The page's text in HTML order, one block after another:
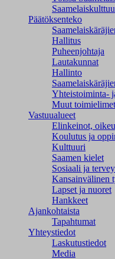
Päätöksenteko
Hallitus
Puheenjohtaja
Lautakunnat
Hallinto
Yhteistoiminta-
Muut toimielimet
Vastuualueet
Elinkeinot,
Koulutus ja
Kulttuuri
Saamen kielet
Sosiaali ja
Kansainvälinen
Lapset ja nuoret
Hankkeet
Ajankohtaista
Tapahtumat
Yhteystiedot
Laskutustiedot
Media